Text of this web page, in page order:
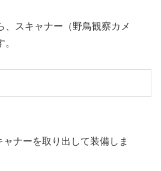
、スキャナー（野鳥観察カメ
ャナーを取り出して装備しま